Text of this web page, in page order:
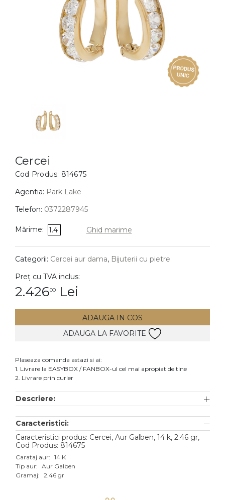
BIJUTERII COPII
Cercei
Bratari
Coliere
Lanturi
Pandantive
DIAMANTE Vezi toate
Cercei
Accesorii
Aur alb
Aur roz
Aur mixt
Cercei
Cod Produs: 814675
Agentia: Park Lake
Telefon: 0372287945
Mărime: 1.4 Ghid marime
Categorii: Cercei aur dama, Bijuterii cu pietre
Preț cu TVA inclus:
2.42600 Lei
ADAUGA IN COS
ADAUGA LA FAVORITE
Plaseaza comanda astazi si ai:
1. Livrare la EASYBOX / FANBOX-ul cel mai apropiat de tine
2. Livrare prin curier
Descriere:
Caracteristici:
Caracteristici produs: Cercei, Aur Galben, 14 k, 2.46 gr,
Cod Produs: 814675
Carataj aur: 14 K
Tip aur: Aur Galben
Gramaj: 2.46 gr